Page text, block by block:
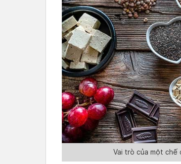
Vai trò của một chế